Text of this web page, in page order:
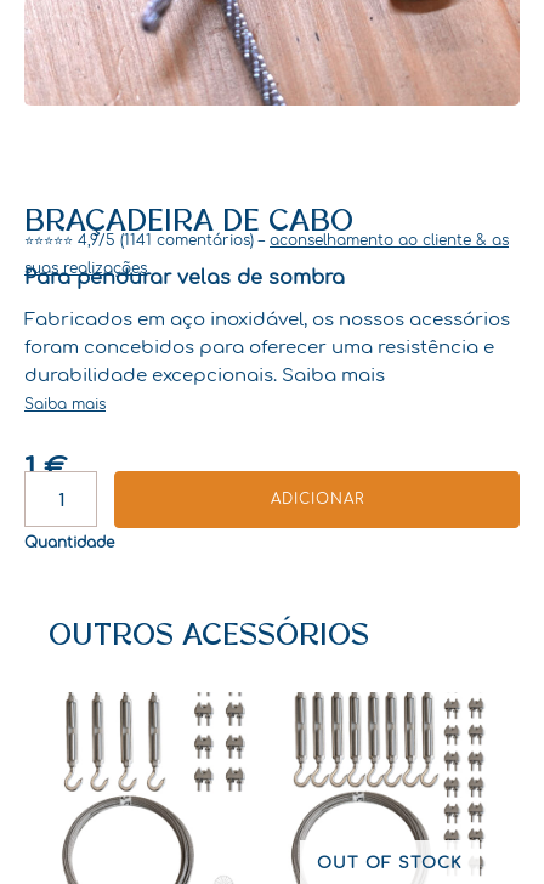
BRAÇADEIRA DE CABO
⭐⭐⭐⭐⭐ 4,9/5 (1141 comentários) – aconselhamento ao cliente & as
suas realizações
Para pendurar velas de sombra
Fabricados em aço inoxidável, os nossos acessórios
foram concebidos para oferecer uma resistência e
durabilidade excepcionais. Saiba mais
Saiba mais
1€
BRAÇADEIRA
Quantidade
ADICIONAR
OUTROS ACESSÓRIOS
OUT OF STOCK